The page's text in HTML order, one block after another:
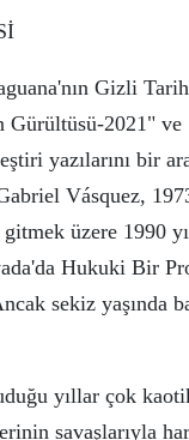
Gizli
Gürültüsü-2021" ve
yazılarını bir
Vásquez,
gitmek üzere 1990
Hukuki Bir
sekiz yaşında
yıllar çok
savaşlarıyla